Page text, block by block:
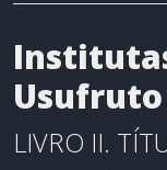
Usufruto
LIVRO II.